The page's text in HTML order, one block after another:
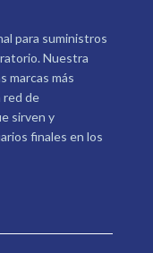
para suministros
Nuestra
marcas más
red de
sirven y
finales en los